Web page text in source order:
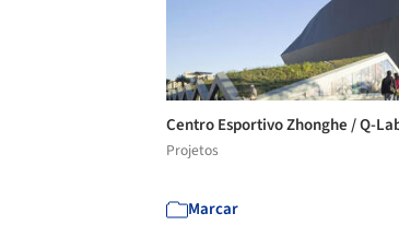
Centro Esportivo Zhonghe / Q-
Projetos
Marcar